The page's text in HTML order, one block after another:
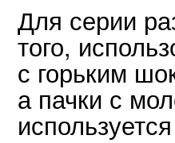
Для серии
того,
с горьким
а пачки с